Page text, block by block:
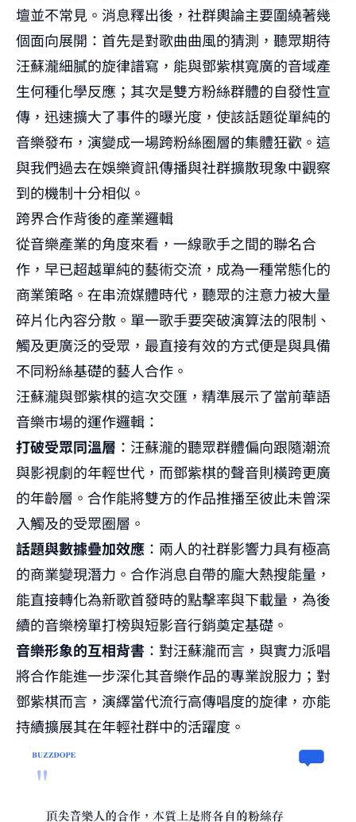
壇並不常見。消息釋出後，社群輿論主要圍繞著幾
個面向展開：首先是對歌曲曲風的猜測，聽眾期待
汪蘇瀧細膩的旋律譜寫，能與鄧紫棋寬廣的音域產
生何種化學反應；其次是雙方粉絲群體的自發性宣
傳，迅速擴大了事件的曝光度，使該話題從單純的
音樂發布，演變成一場跨粉絲圈層的集體狂歡。這
與我們過去在娛樂資訊傳播與社群擴散現象中觀察
到的機制十分相似。
跨界合作背後的產業邏輯
從音樂產業的角度來看，一線歌手之間的聯名合
作，早已超越單純的藝術交流，成為一種常態化的
商業策略。在串流媒體時代，聽眾的注意力被大量
碎片化內容分散。單一歌手要突破演算法的限制、
觸及更廣泛的受眾，最直接有效的方式便是與具備
不同粉絲基礎的藝人合作。
汪蘇瀧與鄧紫棋的這次交匯，精準展示了當前華語
音樂市場的運作邏輯：
打破受眾同溫層 ：汪蘇瀧的聽眾群體偏向跟隨潮流
與影視劇的年輕世代，而鄧紫棋的聲音則橫跨更廣
的年齡層。合作能將雙方的作品推播至彼此未曾深
入觸及的受眾圈層。
話題與數據疊加效應 ：兩人的社群影響力具有極高
的商業變現潛力。合作消息自帶的龐大熱搜能量，
能直接轉化為新歌首發時的點擊率與下載量，為後
續的音樂榜單打榜與短影音行銷奠定基礎。
音樂形象的互相背書 ：對汪蘇瀧而言，與實力派唱
將合作能進一步深化其音樂作品的專業說服力；對
鄧紫棋而言，演繹當代流行高傳唱度的旋律，亦能
持續擴展其在年輕社群中的活躍度。